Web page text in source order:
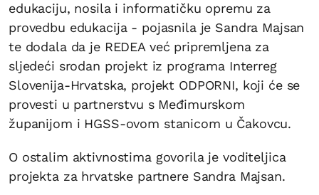
edukaciju, nosila i informatičku opremu za
provedbu edukacija - pojasnila je Sandra Majsan
te dodala da je REDEA već pripremljena za
sljedeći srodan projekt iz programa Interreg
Slovenija-Hrvatska, projekt ODPORNI, koji će se
provesti u partnerstvu s Međimurskom
županijom i HGSS-ovom stanicom u Čakovcu.
O ostalim aktivnostima govorila je voditeljica
projekta za hrvatske partnere Sandra Majsan.